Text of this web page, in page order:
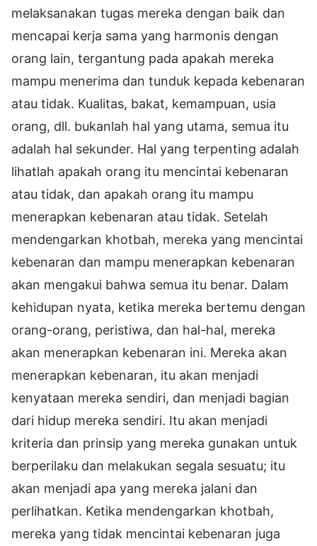
melaksanakan tugas mereka dengan baik dan
mencapai kerja sama yang harmonis dengan
orang lain, tergantung pada apakah mereka
mampu menerima dan tunduk kepada kebenaran
atau tidak. Kualitas, bakat, kemampuan, usia
orang, dll. bukanlah hal yang utama, semua itu
adalah hal sekunder. Hal yang terpenting adalah
lihatlah apakah orang itu mencintai kebenaran
atau tidak, dan apakah orang itu mampu
menerapkan kebenaran atau tidak. Setelah
mendengarkan khotbah, mereka yang mencintai
kebenaran dan mampu menerapkan kebenaran
akan mengakui bahwa semua itu benar. Dalam
kehidupan nyata, ketika mereka bertemu dengan
orang-orang, peristiwa, dan hal-hal, mereka
akan menerapkan kebenaran ini. Mereka akan
menerapkan kebenaran, itu akan menjadi
kenyataan mereka sendiri, dan menjadi bagian
dari hidup mereka sendiri. Itu akan menjadi
kriteria dan prinsip yang mereka gunakan untuk
berperilaku dan melakukan segala sesuatu; itu
akan menjadi apa yang mereka jalani dan
perlihatkan. Ketika mendengarkan khotbah,
mereka yang tidak mencintai kebenaran juga